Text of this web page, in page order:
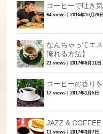
コーヒーで吐き
64 views |2015年10月28日
なんちゃってエ
淹れる方法】...
21 views |2017年5月11日
コーヒーの香り
17 views |2017年1月5日
JAZZ & COFFEE
11 views |2017年3月7日